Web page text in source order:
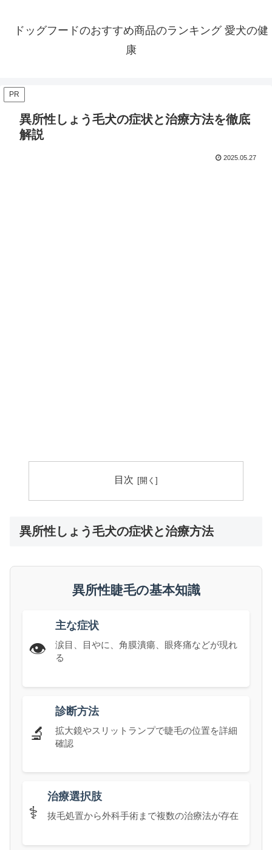
ドッグフードのおすすめ商品のランキング 愛犬の健
康
PR
異所性しょう毛犬の症状と治療方法を徹底
解説
2025.05.27
目次
異所性しょう毛犬の症状と治療方法
異所性睫毛の基本知識
👁️
主な症状
涙目、目やに、角膜潰瘍、眼疼痛などが現れ
る
🔬
診断方法
拡大鏡やスリットランプで睫毛の位置を詳細
確認
⚕️
治療選択肢
抜毛処置から外科手術まで複数の治療法が存在